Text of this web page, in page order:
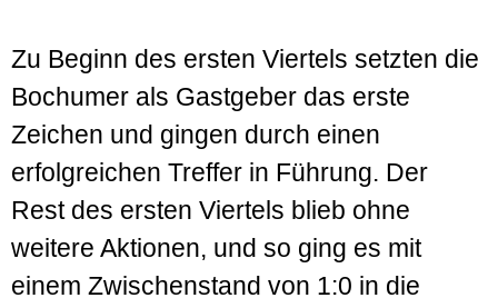
Zu Beginn des ersten Viertels setzten die
Bochumer als Gastgeber das erste
Zeichen und gingen durch einen
erfolgreichen Treffer in Führung. Der
Rest des ersten Viertels blieb ohne
weitere Aktionen, und so ging es mit
einem Zwischenstand von 1:0 in die